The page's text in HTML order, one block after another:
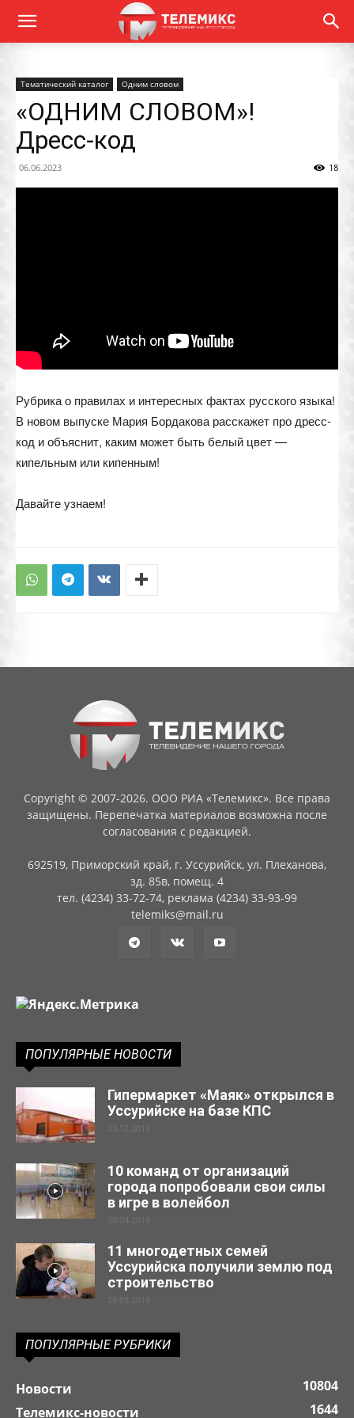
Тематический каталог Одним словом
«ОДНИМ СЛОВОМ»!
Дресс-код
06.06.2023 18
Рубрика о правилах и интересных фактах русского языка!
В новом выпуске Мария Бордакова расскажет про дресс-
код и объяснит, каким может быть белый цвет —
кипельным или кипенным!
Давайте узнаем!
Copyright © 2007-2026. ООО РИА «Телемикс». Все права
защищены. Перепечатка материалов возможна после
согласования с редакцией.
692519, Приморский край, г. Уссурийск, ул. Плеханова,
зд. 85в, помещ. 4
тел. (4234) 33-72-74, реклама (4234) 33-93-99
telemiks@mail.ru
ПОПУЛЯРНЫЕ НОВОСТИ
Гипермаркет «Маяк» открылся в
Уссурийске на базе КПС
23.12.2019
10 команд от организаций
города попробовали свои силы
в игре в волейбол
30.04.2019
11 многодетных семей
Уссурийска получили землю под
строительство
29.03.2019
ПОПУЛЯРНЫЕ РУБРИКИ
Новости
10804
Телемикс-новости
1644